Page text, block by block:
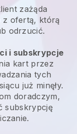
zażąda
z ofertą, którą
odrzucić.
i subskrypcje
kart przez
tych
już minęły.
doradczym,
subskrypcję